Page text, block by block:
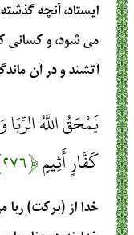
ايستاد، آنچه
مى ‏شود، و كسانى
آتشند و در آن
يَمْحَقُ اللَّهُ
كَفَّارٍ أَثِيمٍ﴿۲۷۶﴾
خدا از (بركت‏) ربا